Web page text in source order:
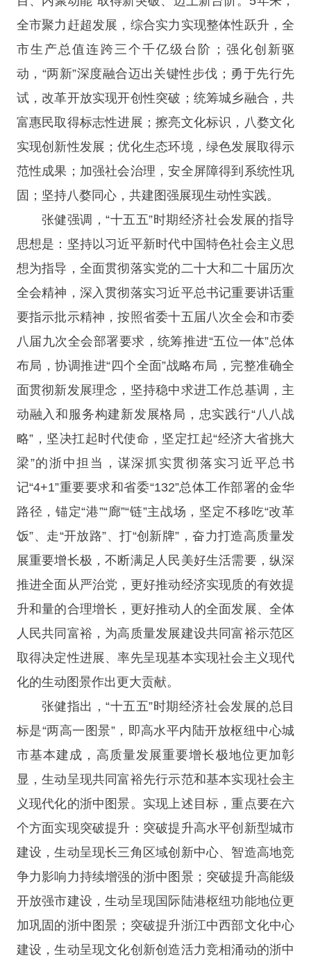
全市聚力赶超发展，综合实力实现整体性跃升，全
市生产总值连跨三个千亿级台阶；强化创新驱
动，“两新”深度融合迈出关键性步伐；勇于先行先
试，改革开放实现开创性突破；统筹城乡融合，共
富惠民取得标志性进展；擦亮文化标识，八婺文化
实现创新性发展；优化生态环境，绿色发展取得示
范性成果；加强社会治理，安全屏障得到系统性巩
固；坚持八婺同心，共建图强展现生动性实践。
张健强调，“十五五”时期经济社会发展的指导
思想是：坚持以习近平新时代中国特色社会主义思
想为指导，全面贯彻落实党的二十大和二十届历次
全会精神，深入贯彻落实习近平总书记重要讲话重
要指示批示精神，按照省委十五届八次全会和市委
八届九次全会部署要求，统筹推进“五位一体”总体
布局，协调推进“四个全面”战略布局，完整准确全
面贯彻新发展理念，坚持稳中求进工作总基调，主
动融入和服务构建新发展格局，忠实践行“八八战
略”，坚决扛起时代使命，坚定扛起“经济大省挑大
梁”的浙中担当，谋深抓实贯彻落实习近平总书
记“4+1”重要要求和省委“132”总体工作部署的金华
路径，锚定“港”“廊”“链”主战场，坚定不移吃“改革
饭”、走“开放路”、打“创新牌”，奋力打造高质量发
展重要增长极，不断满足人民美好生活需要，纵深
推进全面从严治党，更好推动经济实现质的有效提
升和量的合理增长，更好推动人的全面发展、全体
人民共同富裕，为高质量发展建设共同富裕示范区
取得决定性进展、率先呈现基本实现社会主义现代
化的生动图景作出更大贡献。
张健指出，“十五五”时期经济社会发展的总目
标是“两高一图景”，即高水平内陆开放枢纽中心城
市基本建成，高质量发展重要增长极地位更加彰
显，生动呈现共同富裕先行示范和基本实现社会主
义现代化的浙中图景。实现上述目标，重点要在六
个方面实现突破提升：突破提升高水平创新型城市
建设，生动呈现长三角区域创新中心、智造高地竞
争力影响力持续增强的浙中图景；突破提升高能级
开放强市建设，生动呈现国际陆港枢纽功能地位更
加巩固的浙中图景；突破提升浙江中西部文化中心
建设，生动呈现文化创新创造活力竞相涌动的浙中